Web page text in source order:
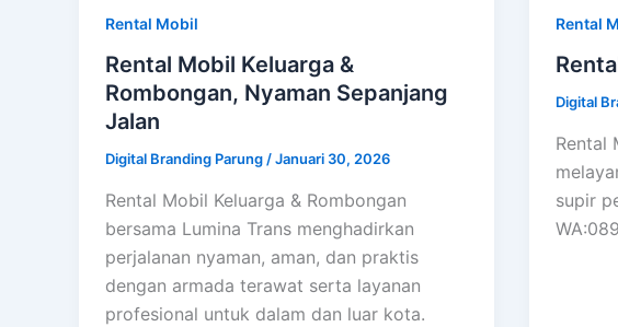
Rental Mobil
Rental Mobil Keluarga &
Rombongan, Nyaman Sepanjang
Jalan
Digital Branding Parung/Januari 30, 2026
Rental Mobil Keluarga & Rombongan
bersama Lumina Trans menghadirkan
perjalanan nyaman, aman, dan praktis
dengan armada terawat serta layanan
profesional untuk dalam dan luar kota.
Rental
Digital
Rental
supir